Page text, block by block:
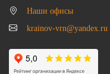
Наши офисы
krainov-vrn@yandex.ru